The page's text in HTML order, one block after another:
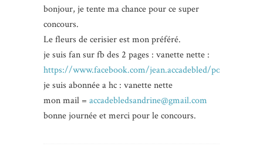
bonjour, je tente ma chance pour ce super
concours.
Le fleurs de cerisier est mon préféré.
je suis fan sur fb des 2 pages : vanette nette :
https://www.facebook.com/jean.accadebled/posts/
je suis abonnée a hc : vanette nette
mon mail = accadebledsandrine@gmail.com
bonne journée et merci pour le concours.